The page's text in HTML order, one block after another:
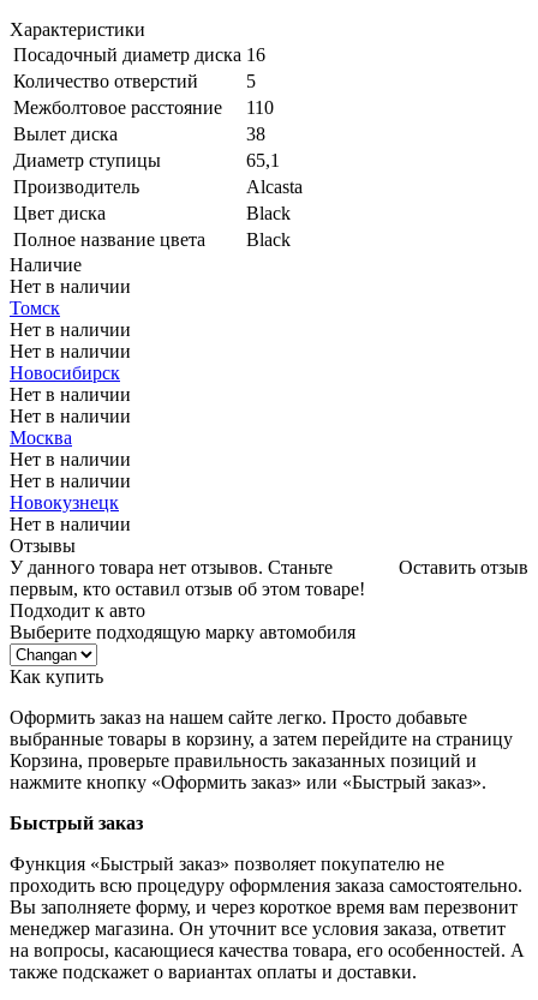
Характеристики
Посадочный диаметр диска 16
Количество отверстий
5
Межболтовое расстояние
110
Вылет диска
38
Диаметр ступицы
65,1
Производитель
Alcasta
Цвет диска
Black
Полное название цвета
Black
Наличие
Нет в наличии
Томск
Нет в наличии
Нет в наличии
Новосибирск
Нет в наличии
Нет в наличии
Москва
Нет в наличии
Нет в наличии
Новокузнецк
Нет в наличии
Отзывы
Оставить отзыв
У данного товара нет отзывов. Станьте
первым, кто оставил отзыв об этом товаре!
Подходит к авто
Выберите подходящую марку автомобиля
Как купить
Оформить заказ на нашем сайте легко. Просто добавьте
выбранные товары в корзину, а затем перейдите на страницу
Корзина, проверьте правильность заказанных позиций и
нажмите кнопку «Оформить заказ» или «Быстрый заказ».
Быстрый заказ
Функция «Быстрый заказ» позволяет покупателю не
проходить всю процедуру оформления заказа самостоятельно.
Вы заполняете форму, и через короткое время вам перезвонит
менеджер магазина. Он уточнит все условия заказа, ответит
на вопросы, касающиеся качества товара, его особенностей. А
также подскажет о вариантах оплаты и доставки.